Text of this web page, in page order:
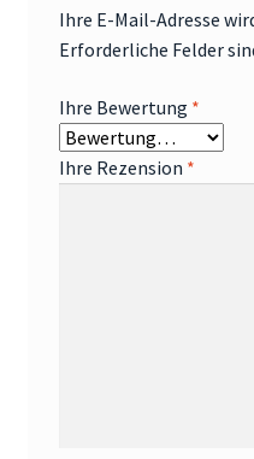
Ihre E-Mail-Adresse
Erforderliche Felder
Ihre Bewertung *
Ihre Rezension *